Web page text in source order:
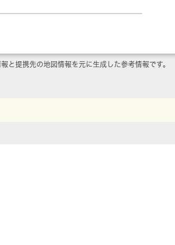
提携先の地図情報を元に生成した参考情報です。